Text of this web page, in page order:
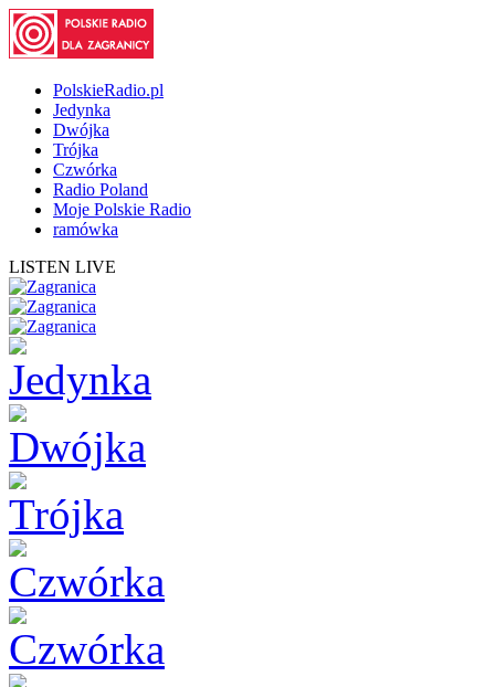
PolskieRadio.pl
Jedynka
Dwójka
Trójka
Czwórka
Radio Poland
Moje Polskie Radio
ramówka
LISTEN LIVE